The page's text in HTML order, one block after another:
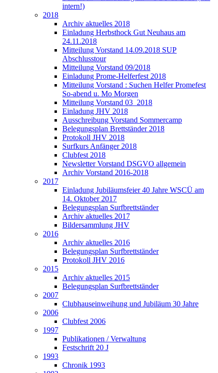
intern!)
2018
Archiv aktuelles 2018
Einladung Herbsthock Gut Neuhaus am
24.11.2018
Mitteilung Vorstand 14.09.2018 SUP
Abschlusstour
Mitteilung Vorstand 09/2018
Einladung Prome-Helferfest 2018
Mitteilung Vorstand : Suchen Helfer Promefest
So-abend u. Mo Morgen
Mitteilung Vorstand 03_2018
Einladung JHV 2018
Ausschreibung Vorstand Sommercamp
Belegungsplan Brettständer 2018
Protokoll JHV 2018
Surfkurs Anfänger 2018
Clubfest 2018
Newsletter Vorstand DSGVO allgemein
Archiv Vorstand 2016-2018
2017
Einladung Jubiläumsfeier 40 Jahre WSCÜ am
14. Oktober 2017
Belegungsplan Surfbrettständer
Archiv aktuelles 2017
Bildersammlung JHV
2016
Archiv aktuelles 2016
Belegungsplan Surfbrettständer
Protokoll JHV 2016
2015
Archiv aktuelles 2015
Belegungsplan Surfbrettständer
2007
Clubhauseinweihung und Jubiläum 30 Jahre
2006
Clubfest 2006
1997
Publikationen / Verwaltung
Festschrift 20 J
1993
Chronik 1993